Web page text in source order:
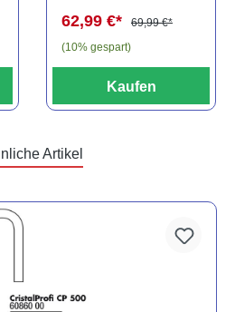
62,99 €*
69,99 €*
(10% gespart)
Kaufen
Artikel